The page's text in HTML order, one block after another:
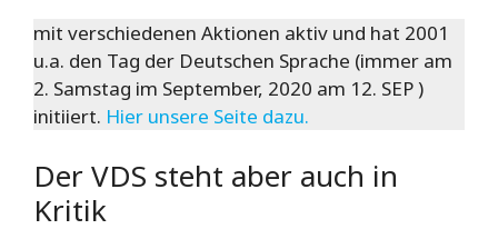
mit verschiedenen Aktionen aktiv und hat 2001
u.a. den Tag der Deutschen Sprache (immer am
2. Samstag im September, 2020 am 12. SEP )
initiiert. Hier unsere Seite dazu.
Der VDS steht aber auch in
Kritik